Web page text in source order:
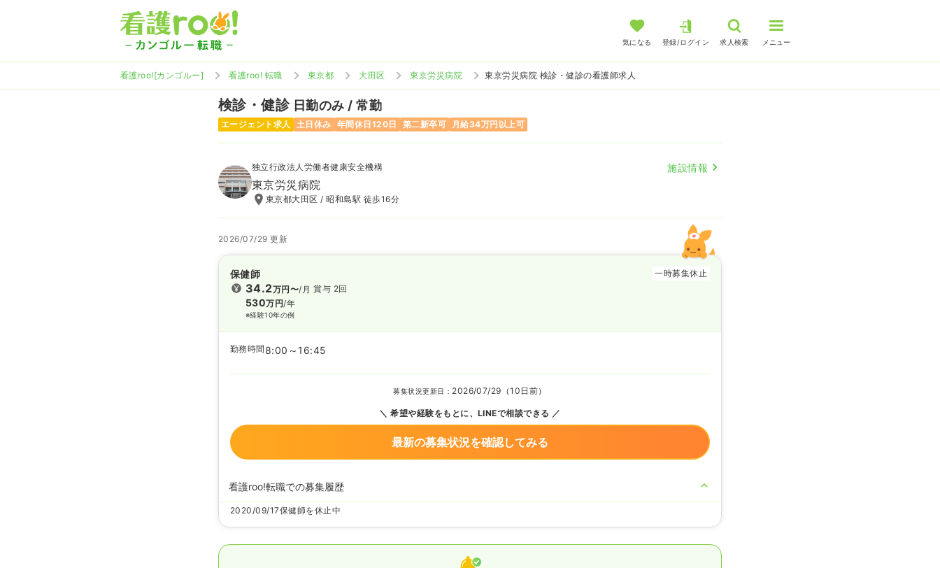
気になる 登録/ログイン 求人検索 メニュー
看護roo![カンゴルー] 看護roo! 転職 東京都 大田区 東京労災病院 東京労災病院 検診・健診の看護師求人
検診・健診日勤のみ / 常勤
エージェント求人 土日休み 年間休日120日 第二新卒可 月給34万円以上可
独立行政法人労働者健康安全機構 施設情報
東京労災病院
東京都大田区 / 昭和島駅 徒歩16分
2026/07/29 更新
保健師 一時募集休止
34.2万円〜/月
530万円/年
※経験10年の例
賞与 2回
勤務時間 8:00～16:45
募集状況更新日： 2026/07/29（10日前）
希望や経験をもとに、LINEで相談できる
最新の募集状況を確認してみる
看護roo!転職での募集履歴
2020/09/17保健師を休止中